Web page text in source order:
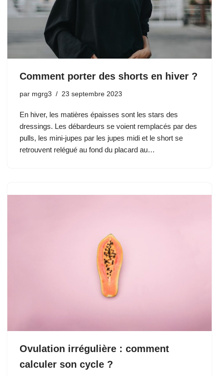
Comment porter des shorts en hiver ?
par mgrg3 23 septembre 2023
En hiver, les matières épaisses sont les stars des
dressings. Les débardeurs se voient remplacés par des
pulls, les mini-jupes par les jupes midi et le short se
retrouvent relégué au fond du placard au…
Ovulation irrégulière : comment
calculer son cycle ?